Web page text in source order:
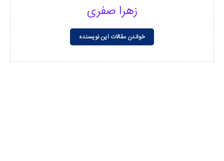
زهرا صفری
خواندن مقالات این نویسنده